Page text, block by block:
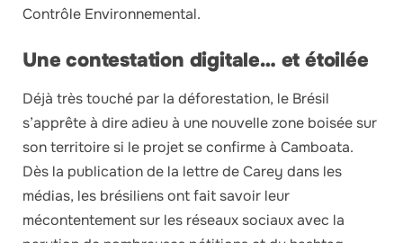
Contrôle Environnemental.
Une contestation digitale… et étoilée
Déjà très touché par la déforestation, le Brésil
s’apprête à dire adieu à une nouvelle zone boisée sur
son territoire si le projet se confirme à Camboata.
Dès la publication de la lettre de Carey dans les
médias, les brésiliens ont fait savoir leur
mécontentement sur les réseaux sociaux avec la